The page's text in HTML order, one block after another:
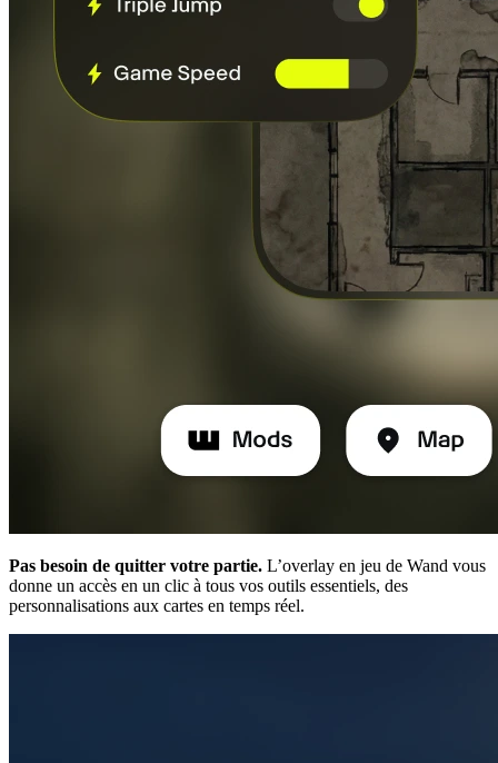
Pas besoin de quitter votre partie. L’overlay en jeu de Wand vous
donne un accès en un clic à tous vos outils essentiels, des
personnalisations aux cartes en temps réel.